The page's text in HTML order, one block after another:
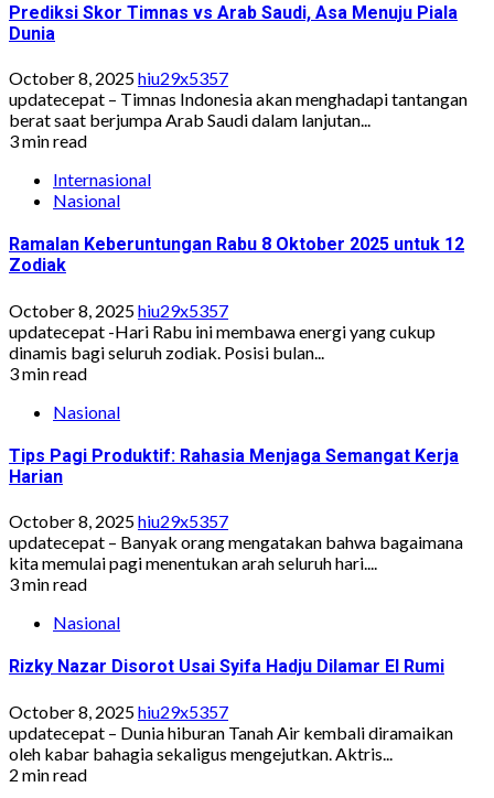
Prediksi Skor Timnas vs Arab Saudi, Asa Menuju Piala
Dunia
October 8, 2025hiu29x5357
updatecepat – Timnas Indonesia akan menghadapi tantangan
berat saat berjumpa Arab Saudi dalam lanjutan...
3 min read
Internasional
Nasional
Ramalan Keberuntungan Rabu 8 Oktober 2025 untuk 12
Zodiak
October 8, 2025hiu29x5357
updatecepat -Hari Rabu ini membawa energi yang cukup
dinamis bagi seluruh zodiak. Posisi bulan...
3 min read
Nasional
Tips Pagi Produktif: Rahasia Menjaga Semangat Kerja
Harian
October 8, 2025hiu29x5357
updatecepat – Banyak orang mengatakan bahwa bagaimana
kita memulai pagi menentukan arah seluruh hari....
3 min read
Nasional
Rizky Nazar Disorot Usai Syifa Hadju Dilamar El Rumi
October 8, 2025hiu29x5357
updatecepat – Dunia hiburan Tanah Air kembali diramaikan
oleh kabar bahagia sekaligus mengejutkan. Aktris...
2 min read